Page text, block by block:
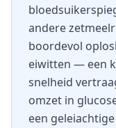
andere
boordevol
eiwitten — een
snelheid
omzet in
een